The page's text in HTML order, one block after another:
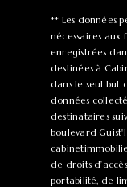
** Les données
nécessaires aux
enregistrées
destinées à
dans le seul but
données
destinataires
boulevard
de droits
portabilité, de